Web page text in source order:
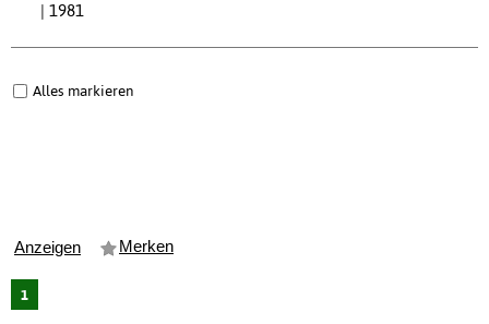
| 1981
Alles markieren
Anzeigen Merken
1